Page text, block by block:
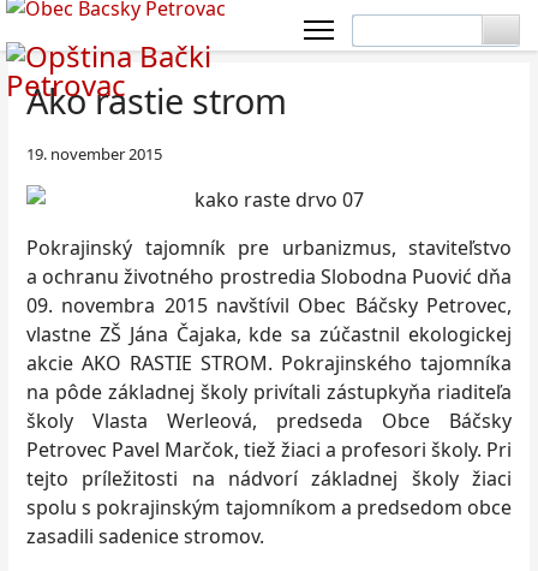
Ako rastie strom
19. november 2015
Pokrajinský tajomník pre urbanizmus, staviteľstvo
a ochranu životného prostredia Slobodna Puović dňa
09. novembra 2015 navštívil Obec Báčsky Petrovec,
vlastne ZŠ Jána Čajaka, kde sa zúčastnil ekologickej
akcie AKO RASTIE STROM. Pokrajinského tajomníka
na pôde základnej školy privítali zástupkyňa riaditeľa
školy Vlasta Werleová, predseda Obce Báčsky
Petrovec Pavel Marčok, tiež žiaci a profesori školy. Pri
tejto príležitosti na nádvorí základnej školy žiaci
spolu s pokrajinským tajomníkom a predsedom obce
zasadili sadenice stromov.